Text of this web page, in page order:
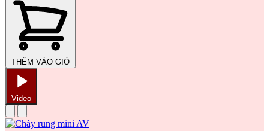
THÊM VÀO GIỎ
Video